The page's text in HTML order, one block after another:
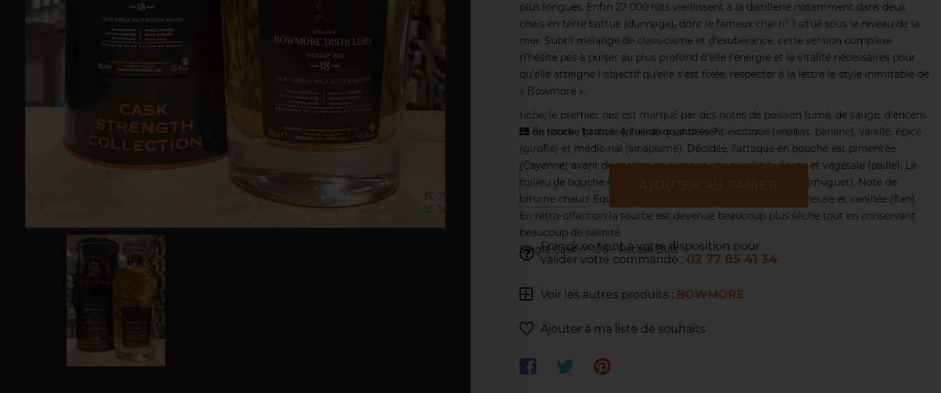
plus longues. Enfin 27 000 fûts vieillissent à la distillerie notamment dans deux
chais en terre battue (dunnage), dont le fameux chai n° 1 situé sous le niveau de la
mer. Subtil mélange de classicisme et d’exubérance, cette version complexe
n’hésite pas à puiser au plus profond d’elle l’énergie et la vitalité nécessaires pour
qu’elle atteigne l’objectif qu’elle s’est fixée, respecter à la lettre le style inimitable de
« Bowmore ».
riche, le premier nez est marqué par des notes de poisson fumé, de sauge, d’encens
et de tourbe grasse. A l’aération, il devient exotique (ananas, banane), vanillé, épicé
(girofle) et médicinal (sinapisme). Décidée, l’attaque en bouche est pimentée
(Cayenne) avant de mettre en exergue une tourbe huileuse et végétale (paille). Le
milieu de bouche est à son tour exotique (ananas) et floral (muguet). Note de
bitume chaud. Équilibrée, la finale est fumée, cendrée, crémeuse et vanillée (flan).
En rétro-olfaction la tourbe est devenue beaucoup plus sèche tout en conservant
beaucoup de salinité.
Single Cask n° 106 – Recask Butt
En stock : 1 article(plus de quantités ?nous contacter)
AJOUTER AU PANIER
Franck se tient à votre disposition pour
valider votre commande : 02 77 85 41 34
Voir les autres produits : BOWMORE
Ajouter à ma liste de souhaits